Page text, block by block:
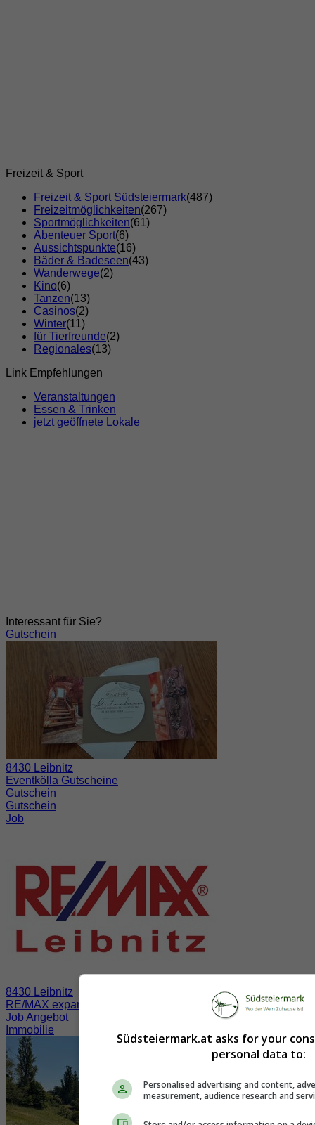
Freizeit & Sport
Freizeit & Sport Südsteiermark(487)
Freizeitmöglichkeiten(267)
Sportmöglichkeiten(61)
Abenteuer Sport(6)
Aussichtspunkte(16)
Bäder & Badeseen(43)
Wanderwege(2)
Kino(6)
Tanzen(13)
Casinos(2)
Winter(11)
für Tierfreunde(2)
Regionales(13)
Link Empfehlungen
Veranstaltungen
Essen & Trinken
jetzt geöffnete Lokale
Interessant für Sie?
Gutschein
8430 Leibnitz
Eventkölla Gutscheine
Gutschein
Gutschein
Job
8430 Leibnitz
RE/MAX expandiert in der Südsteiermark
Job Angebot
Immobilie
Südsteiermark.at asks for your
personal data to:
Personalised advertising and content,
measurement, audience research and